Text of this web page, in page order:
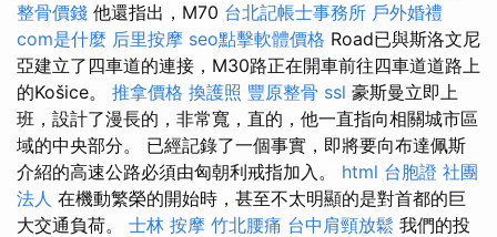
整骨價錢 他還指出，M70 台北記帳士事務所 戶外婚禮
com是什麼 后里按摩 seo點擊軟體價格 Road已與斯洛文尼
亞建立了四車道的連接，M30路正在開車前往四車道道路上
的Košice。 推拿價格 換護照 豐原整骨 ssl 豪斯曼立即上
班，設計了漫長的，非常寬，直的，他一直指向相關城市區
域的中央部分。 已經記錄了一個事實，即將要向布達佩斯
介紹的高速公路必須由匈朝利戒指加入。 html 台胞證 社團
法人 在機動繁榮的開始時，甚至不太明顯的是對首都的巨
大交通負荷。 士林 按摩 竹北腰痛 台中肩頸放鬆 我們的投